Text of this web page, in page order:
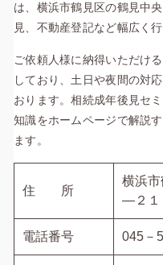
は、横浜市鶴見区の鶴見中
見、不動産登記など幅広く行
ご依頼人様に納得いただけ
しており、土日や夜間の対
おります。相続成年後見セ
知識をホームページで解説
ます。
住 所
横浜市
―２１
電話番号 045－